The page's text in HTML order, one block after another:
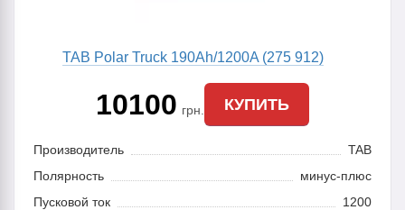
TAB Polar Truck 190Ah/1200A (275 912)
10100 грн. КУПИТЬ
Производитель
TAB
Полярность
минус-плюс
Пусковой ток
1200